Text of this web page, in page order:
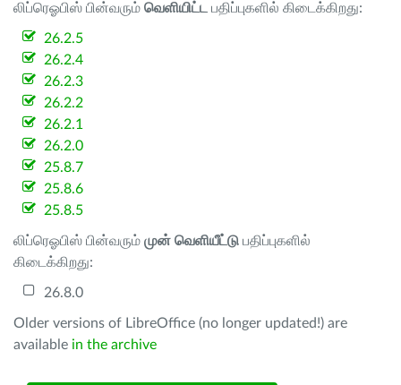
லிப்ரெஓபிஸ் பின்வரும் வெளியிட்ட பதிப்புகளில் கிடைக்கிறது:
26.2.5
26.2.4
26.2.3
26.2.2
26.2.1
26.2.0
25.8.7
25.8.6
25.8.5
லிப்ரெஓபிஸ் பின்வரும் முன் வெளியீட்டு பதிப்புகளில்
கிடைக்கிறது:
26.8.0
Older versions of LibreOffice (no longer updated!) are
available in the archive